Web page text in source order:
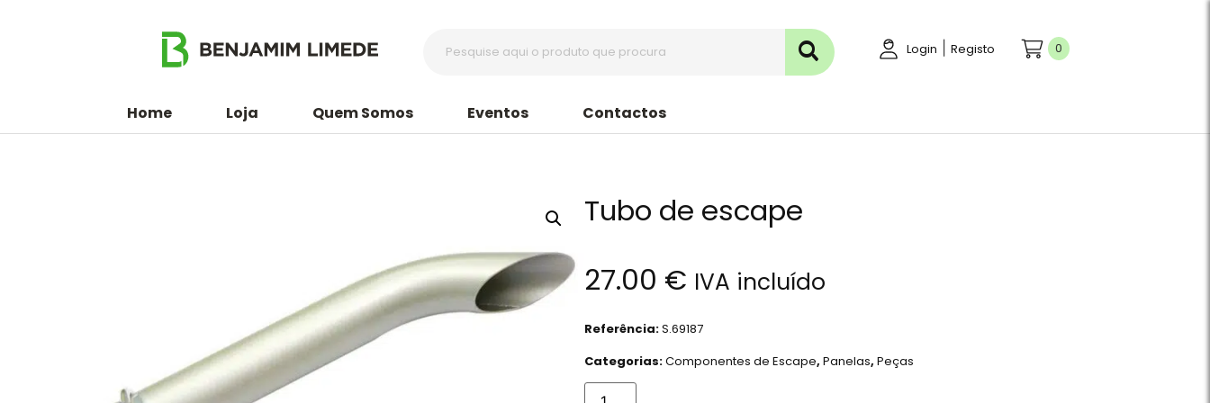
Login Registo 0
Home Loja Quem Somos Eventos Contactos
Tubo de escape
27.00 € IVA incluído
Referência:S.69187
Categorias:Componentes de Escape,Panelas,Peças